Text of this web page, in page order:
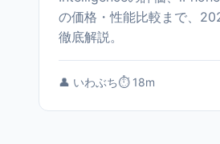
の価格・性能比較まで、
徹底解説。
👤 いわぶち⏱️ 18m